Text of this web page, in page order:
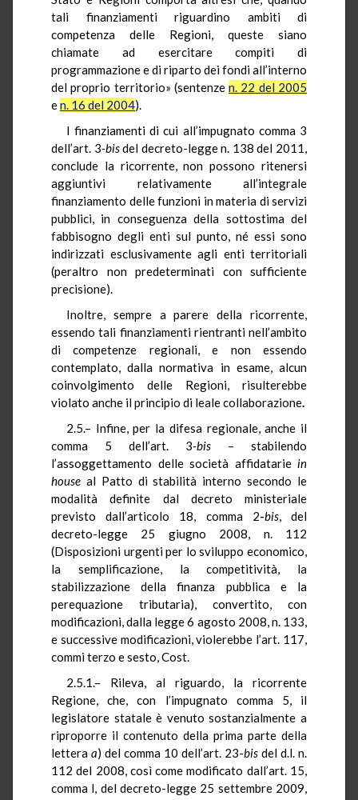
tali finanziamenti riguardino ambiti di
competenza delle Regioni, queste siano
chiamate ad esercitare compiti di
programmazione e di riparto dei fondi all’interno
del proprio territorio» (sentenzen. 22 del 2005
en. 16 del 2004).
I finanziamenti di cui all’impugnato comma 3
dell’art. 3-bisdel decreto-legge n. 138 del 2011,
conclude la ricorrente, non possono ritenersi
aggiuntivi relativamente all’integrale
finanziamento delle funzioni in materia di servizi
pubblici, in conseguenza della sottostima del
fabbisogno degli enti sul punto, né essi sono
indirizzati esclusivamente agli enti territoriali
(peraltro non predeterminati con sufficiente
precisione).
Inoltre, sempre a parere della ricorrente,
essendo tali finanziamenti rientranti nell’ambito
di competenze regionali, e non essendo
contemplato, dalla normativa in esame, alcun
coinvolgimento delle Regioni, risulterebbe
violato anche ilprincipio di leale collaborazione.
2.5.– Infine, per la difesa regionale, anche il
comma 5 dell’art. 3-bis – stabilendo
l’assoggettamento delle società affidatarie in
house al Patto di stabilità interno secondo le
modalità definite dal decreto ministeriale
previsto dall’articolo 18, comma 2-bis, del
decreto-legge 25 giugno 2008, n. 112
(Disposizioni urgenti per lo sviluppo economico,
la semplificazione, la competitività, la
stabilizzazione della finanza pubblica e la
perequazione tributaria), convertito, con
modificazioni, dalla legge 6 agosto 2008, n. 133,
e successive modificazioni, violerebbe l’art. 117,
commi terzo e sesto, Cost.
2.5.1.– Rileva, al riguardo, la ricorrente
Regione, che, con l’impugnato comma 5, il
legislatore statale è venuto sostanzialmente a
riproporre il contenuto della prima parte della
lettera a) del comma 10 dell’art. 23-bis del d.l. n.
112 del 2008, così come modificato dall’art. 15,
comma l, del decreto-legge 25 settembre 2009,